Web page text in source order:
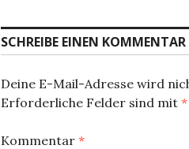
SCHREIBE EINEN KOMMENTAR
Deine E-Mail-Adresse wird
Erforderliche Felder sind mit *
Kommentar *